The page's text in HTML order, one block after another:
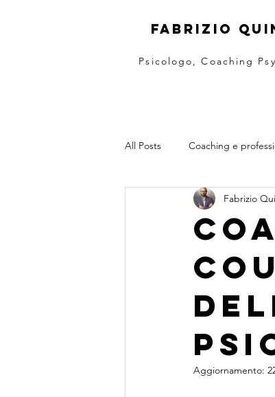
fabrizio
Psicologo, Coaching
All Posts Coaching e
Come si svolgono le sessioni
Intelligenza emotiva
Obiettivi e coaching
Fabrizio
Aggiornamento: